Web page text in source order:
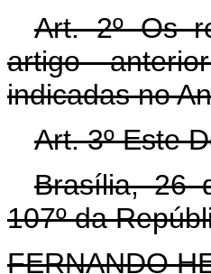
Art. 2º Os
artigo
indicadas no
Art. 3º Este
Brasília, 26
107º da
FERNANDO